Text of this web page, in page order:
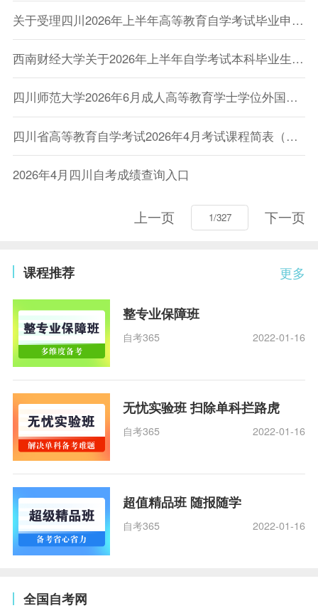
关于受理四川2026年上半年高等教育自学考试毕业申请的通告
西南财经大学关于2026年上半年自学考试本科毕业生申请学士学位有关事项的通知
四川师范大学2026年6月成人高等教育学士学位外国语水平报名考试工作的通知
四川省高等教育自学考试2026年4月考试课程简表（含教材版本）
2026年4月四川自考成绩查询入口
上一页 下一页
更多
课程推荐
整专业保障班
自考365 2022-01-16
无忧实验班 扫除单科拦路虎
自考365 2022-01-16
超值精品班 随报随学
自考365 2022-01-16
全国自考网